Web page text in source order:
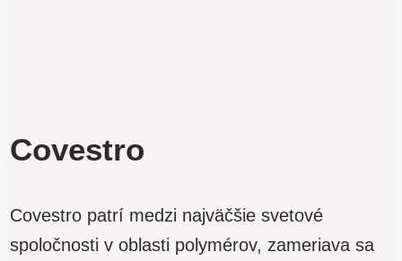
Covestro
Covestro patrí medzi najväčšie svetové
spoločnosti v oblasti polymérov, zameriava sa